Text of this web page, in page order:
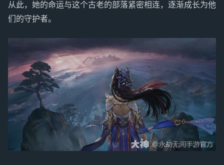
从此，她的命运与这个古老的部落紧密相连，逐渐成长为他
们的守护者。